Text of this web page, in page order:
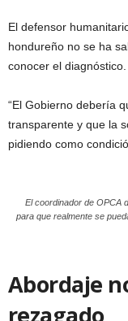
El defensor
hondureño no se ha
conocer el diagnóstico.
“El Gobierno debería
transparente y que la
pidiendo como
El coordinador de OPCA
para que realmente se
Abordaje
rezagado